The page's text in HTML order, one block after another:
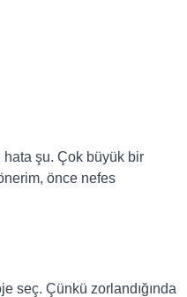
hata şu. Çok büyük bir
önce nefes
seç. Çünkü zorlandığında